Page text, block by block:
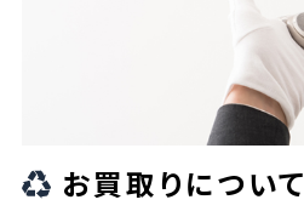
お買取りについて